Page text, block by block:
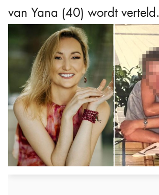
van Yana (40) wordt verteld.